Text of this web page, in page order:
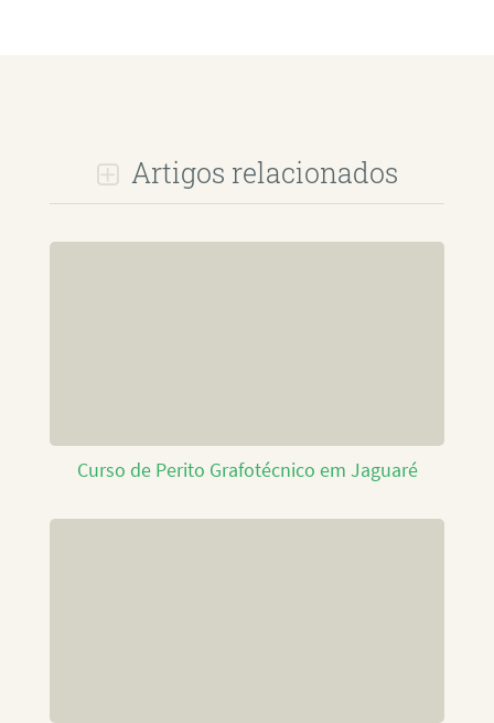
Artigos relacionados
Curso de Perito Grafotécnico em Jaguaré